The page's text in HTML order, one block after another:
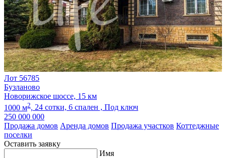
Лот 56785
Бузланово
Новорижское шоссе, 15 км
1000 м2, 24 сотки, 6 спален , Под ключ
250 000 000
Продажа домов Аренда домов Продажа участков Коттеджные
поселки
Оставить заявку
Имя